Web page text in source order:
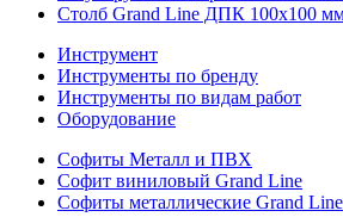
Столб Grand Line ДПК 100х100
Инструмент
Инструменты по бренду
Инструменты по видам работ
Оборудование
Софиты Металл и ПВХ
Софит виниловый Grand Line
Софиты металлические Grand Line